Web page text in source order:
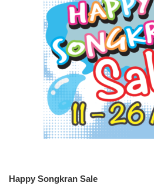
Happy Songkran Sale